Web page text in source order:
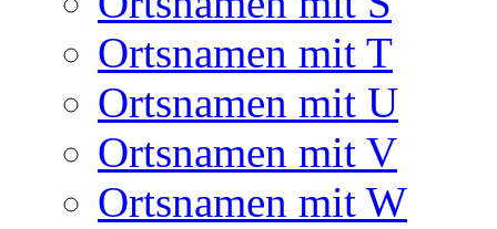
Ortsnamen mit T
Ortsnamen mit U
Ortsnamen mit V
Ortsnamen mit W